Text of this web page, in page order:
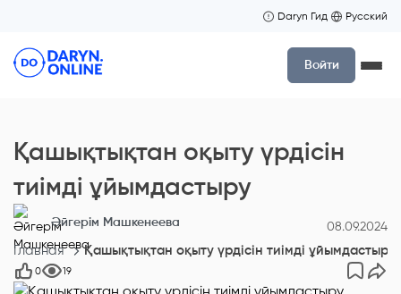
Daryn Гид Русский
Войти
Қашықтықтан оқыту үрдісін
тиімді ұйымдастыру
Әйгерім Машкенеева 08.09.2024
Главная Қашықтықтан оқыту үрдісін тиімді ұйымдастыру
0 19